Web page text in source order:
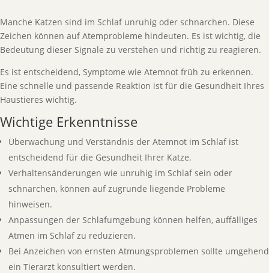
Manche Katzen sind im Schlaf unruhig oder schnarchen. Diese
Zeichen können auf Atemprobleme hindeuten. Es ist wichtig, die
Bedeutung dieser Signale zu verstehen und richtig zu reagieren.
Es ist entscheidend, Symptome wie Atemnot früh zu erkennen.
Eine schnelle und passende Reaktion ist für die Gesundheit Ihres
Haustieres wichtig.
Wichtige Erkenntnisse
Überwachung und Verständnis der Atemnot im Schlaf ist
entscheidend für die Gesundheit Ihrer Katze.
Verhaltensänderungen wie unruhig im Schlaf sein oder
schnarchen, können auf zugrunde liegende Probleme
hinweisen.
Anpassungen der Schlafumgebung können helfen, auffälliges
Atmen im Schlaf zu reduzieren.
Bei Anzeichen von ernsten Atmungsproblemen sollte umgehend
ein Tierarzt konsultiert werden.